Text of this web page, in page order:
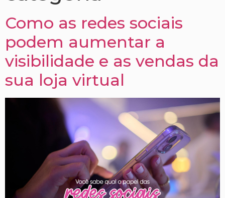
Como as redes sociais
podem aumentar a
visibilidade e as vendas da
sua loja virtual